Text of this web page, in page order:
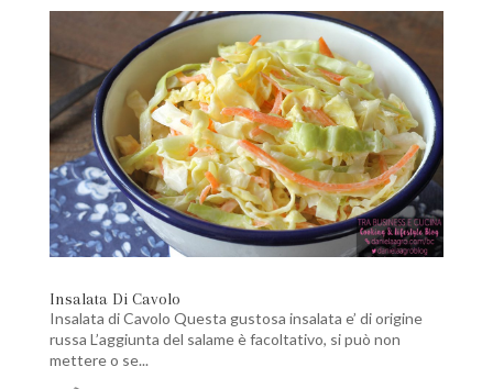
Insalata Di Cavolo
Insalata di Cavolo Questa gustosa insalata e’ di origine
russa L’aggiunta del salame è facoltativo, si può non
mettere o se...